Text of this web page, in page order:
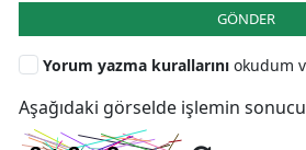
GÖNDER
Yorum yazma kurallarını okudum
Aşağıdaki görselde işlemin